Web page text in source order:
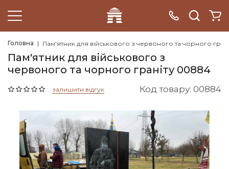
Головна Пам'ятник для військового з червоного та чорного
Пам'ятник для військового з
червоного та чорного граніту 00884
залишити відгук Код товару: 00884